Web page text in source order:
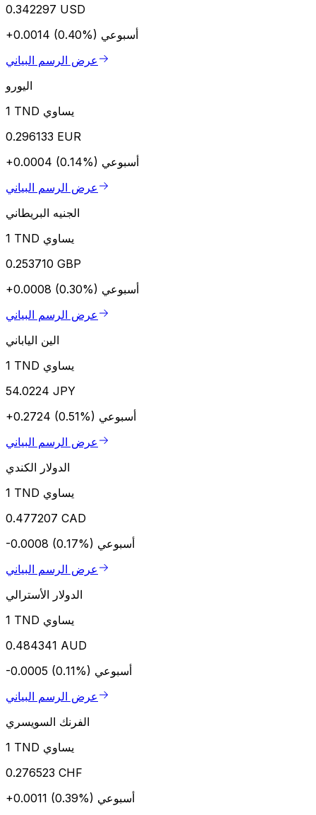
0.342297 USD
+0.0014 (0.40%) أسبوعي
عرض الرسم البياني
اليورو
1 TND يساوي
0.296133 EUR
+0.0004 (0.14%) أسبوعي
عرض الرسم البياني
الجنيه البريطاني
1 TND يساوي
0.253710 GBP
+0.0008 (0.30%) أسبوعي
عرض الرسم البياني
الين الياباني
1 TND يساوي
54.0224 JPY
+0.2724 (0.51%) أسبوعي
عرض الرسم البياني
الدولار الكندي
1 TND يساوي
0.477207 CAD
-0.0008 (0.17%) أسبوعي
عرض الرسم البياني
الدولار الأسترالي
1 TND يساوي
0.484341 AUD
-0.0005 (0.11%) أسبوعي
عرض الرسم البياني
الفرنك السويسري
1 TND يساوي
0.276523 CHF
+0.0011 (0.39%) أسبوعي